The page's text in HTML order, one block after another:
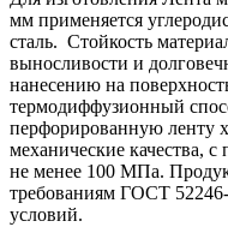
мм применяется
сталь. Стойкость
выносливости и
нанесению на
термодиффузионный
перфорированную ленту
механические качества,
не менее 100 МПа.
требованиям ГОСТ
условий.